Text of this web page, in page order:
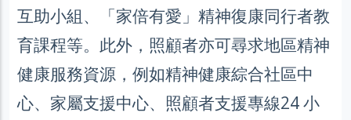
互助小組、「家倍有愛」精神復康同行者教
育課程等。此外，照顧者亦可尋求地區精神
健康服務資源，例如精神健康綜合社區中
心、家屬支援中心、照顧者支援專線24 小